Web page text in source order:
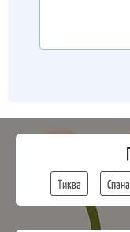
Тиква